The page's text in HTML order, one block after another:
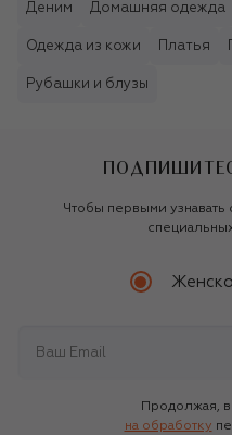
Деним Домашняя одежда
Одежда из кожи Платья
Рубашки и блузы
Чтобы первыми
Продолжая,
на обработку